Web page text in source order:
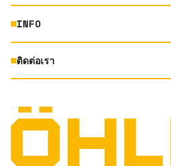
AUTOMOTIVE
ABOUT US
RACING
TERMS AND CONDITIONS
PRIVACY STATEMENT
INFO
DOCUMENT LIBRARY
TECHNOLOGY
ORIGINAL EQUIPMENT
ติดต่อเรา
INSTAGRAM
FACEBOOK